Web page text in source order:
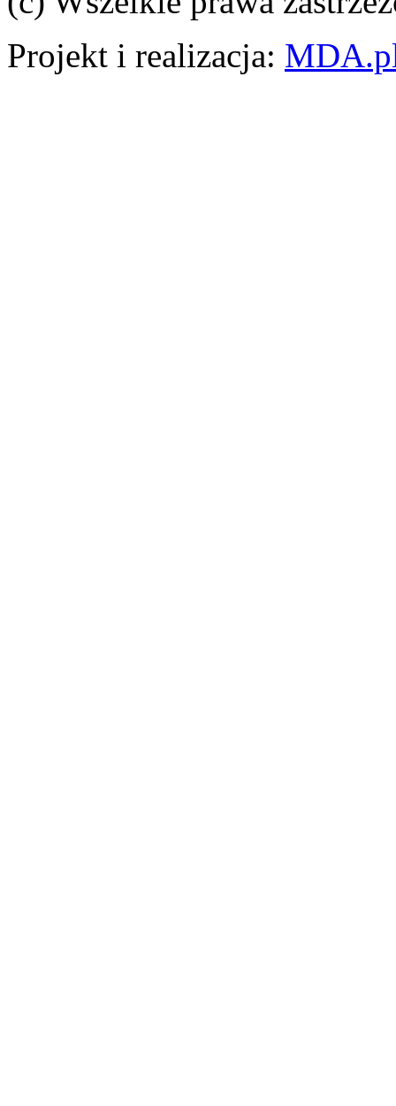
Projekt i realizacja: